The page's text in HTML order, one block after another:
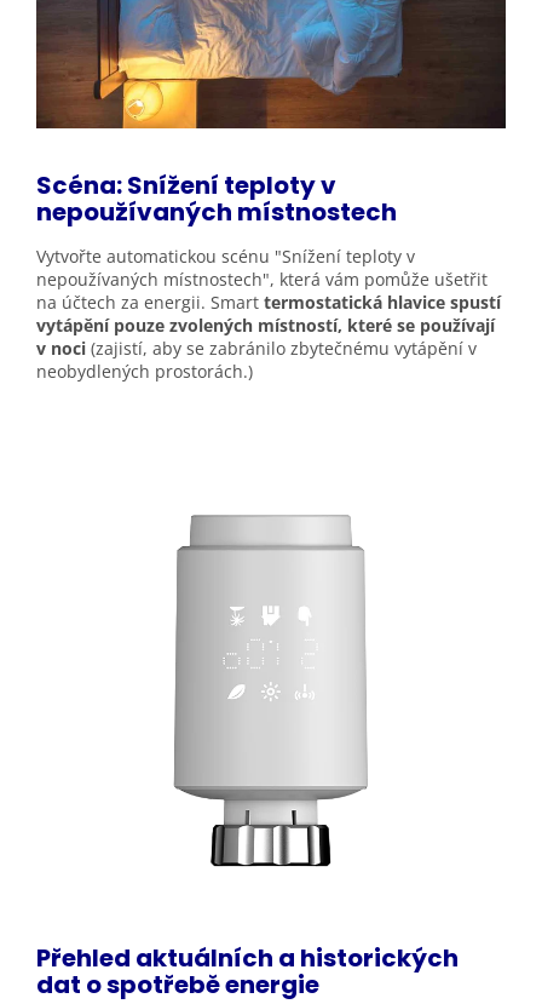
Scéna: Snížení teploty v
nepoužívaných místnostech
Vytvořte automatickou scénu "Snížení teploty v
nepoužívaných místnostech", která vám pomůže ušetřit
na účtech za energii. Smart termostatická hlavice spustí
vytápění pouze zvolených místností, které se používají
v noci (zajistí, aby se zabránilo zbytečnému vytápění v
neobydlených prostorách.)
Přehled aktuálních a historických
dat o spotřeběenergie